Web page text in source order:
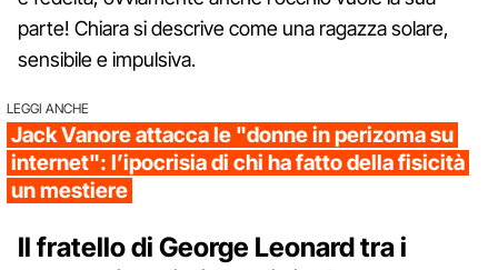
parte! Chiara si descrive come una ragazza solare,
sensibile e impulsiva.
LEGGI ANCHE
Jack Vanore attacca le "donne in perizoma su
internet": l’ipocrisia di chi ha fatto della fisicità
un mestiere
Il fratello di George Leonard tra i